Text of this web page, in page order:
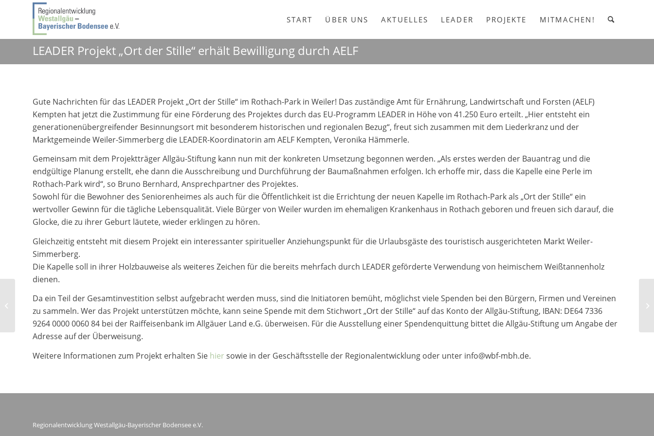
START ÜBER UNS AKTUELLES LEADER PROJEKTE MITMACHEN!
LEADER Projekt „Ort der Stille“ erhält Bewilligung durch AELF
Gute Nachrichten für das LEADER Projekt „Ort der Stille“ im Rothach-Park in Weiler! Das zuständige Amt für Ernährung, Landwirtschaft und Forsten (AELF)
Kempten hat jetzt die Zustimmung für eine Förderung des Projektes durch das EU-Programm LEADER in Höhe von 41.250 Euro erteilt. „Hier entsteht ein
generationenübergreifender Besinnungsort mit besonderem historischen und regionalen Bezug“, freut sich zusammen mit dem Liederkranz und der
Marktgemeinde Weiler-Simmerberg die LEADER-Koordinatorin am AELF Kempten, Veronika Hämmerle.
Gemeinsam mit dem Projektträger Allgäu-Stiftung kann nun mit der konkreten Umsetzung begonnen werden. „Als erstes werden der Bauantrag und die
endgültige Planung erstellt, ehe dann die Ausschreibung und Durchführung der Baumaßnahmen erfolgen. Ich erhoffe mir, dass die Kapelle eine Perle im
Rothach-Park wird“, so Bruno Bernhard, Ansprechpartner des Projektes.
Sowohl für die Bewohner des Seniorenheimes als auch für die Öffentlichkeit ist die Errichtung der neuen Kapelle im Rothach-Park als „Ort der Stille“ ein
wertvoller Gewinn für die tägliche Lebensqualität. Viele Bürger von Weiler wurden im ehemaligen Krankenhaus in Rothach geboren und freuen sich darauf, die
Glocke, die zu ihrer Geburt läutete, wieder erklingen zu hören.
Gleichzeitig entsteht mit diesem Projekt ein interessanter spiritueller Anziehungspunkt für die Urlaubsgäste des touristisch ausgerichteten Markt Weiler-
Simmerberg.
Die Kapelle soll in ihrer Holzbauweise als weiteres Zeichen für die bereits mehrfach durch LEADER geförderte Verwendung von heimischem Weißtannenholz
dienen.
Da ein Teil der Gesamtinvestition selbst aufgebracht werden muss, sind die Initiatoren bemüht, möglichst viele Spenden bei den Bürgern, Firmen und Vereinen
zu sammeln. Wer das Projekt unterstützen möchte, kann seine Spende mit dem Stichwort „Ort der Stille“ auf das Konto der Allgäu-Stiftung, IBAN: DE64 7336
9264 0000 0060 84 bei der Raiffeisenbank im Allgäuer Land e.G. überweisen. Für die Ausstellung einer Spendenquittung bittet die Allgäu-Stiftung um Angabe der
Adresse auf der Überweisung.
Weitere Informationen zum Projekt erhalten Sie hier sowie in der Geschäftsstelle der Regionalentwicklung oder unter info@wbf-mbh.de.
Regionalentwicklung Westallgäu-Bayerischer Bodensee e.V.
Vergabe Leistungen zum LEADER-
Lindauer...